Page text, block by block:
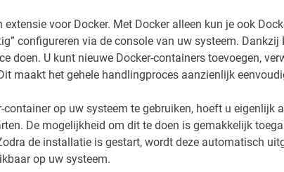
extensie voor Docker. Met Docker alleen kun je ook
configureren via de console van uw systeem.
doen. U kunt nieuwe Docker-containers toevoegen,
maakt het gehele handlingproces aanzienlijk
container op uw systeem te gebruiken, hoeft u eigenlijk
De mogelijkheid om dit te doen is gemakkelijk
de installatie is gestart, wordt deze automatisch
op uw systeem.